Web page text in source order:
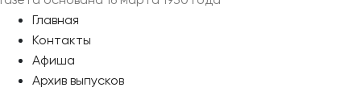
Главная
Контакты
Афиша
Архив выпусков